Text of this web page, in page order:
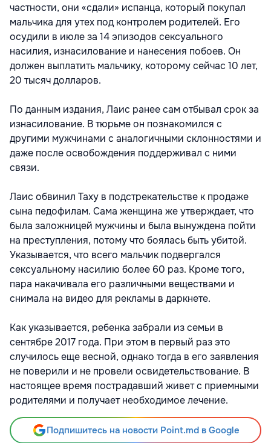
частности, они «сдали» испанца, который покупал
мальчика для утех под контролем родителей. Его
осудили в июле за 14 эпизодов сексуального
насилия, изнасилование и нанесения побоев. Он
должен выплатить мальчику, которому сейчас 10 лет,
20 тысяч долларов.
По данным издания, Лаис ранее сам отбывал срок за
изнасилование. В тюрьме он познакомился с
другими мужчинами с аналогичными склонностями и
даже после освобождения поддерживал с ними
связи.
Лаис обвинил Таху в подстрекательстве к продаже
сына педофилам. Сама женщина же утверждает, что
была заложницей мужчины и была вынуждена пойти
на преступления, потому что боялась быть убитой.
Указывается, что всего мальчик подвергался
сексуальному насилию более 60 раз. Кроме того,
пара накачивала его различными веществами и
снимала на видео для рекламы в даркнете.
Как указывается, ребенка забрали из семьи в
сентябре 2017 года. При этом в первый раз это
случилось еще весной, однако тогда в его заявления
не поверили и не провели освидетельствование. В
настоящее время пострадавший живет с приемными
родителями и получает необходимое лечение.
Подпишитесь на новости Point.md в Google